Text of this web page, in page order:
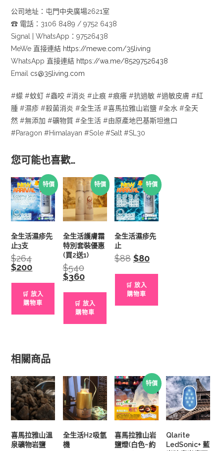
公司地址：屯門中央廣場2621室
☎ 電話：3106 8489 / 9752 6438
Signal | WhatsApp：97526438
MeWe 直接連結 https://mewe.com/35living
WhatsApp 直接連結 https://wa.me/85297526438
Email cs@35living.com
#蠓 #蚊虰 #蟲咬 #消炎 #止痕 #痕癢 #抗過敏 #過敏皮膚 #紅
腫 #濕疹 #殺菌消炎 #全生活 #喜馬拉雅山岩鹽 #全水 #全天
然 #無添加 #礦物質 #全生活 #由原產地巴基斯坦進口
#Paragon #Himalayan #Sole #Salt #SL30
您可能也喜歡…
特價
全生活濕疹先
止3支
$264Original
price
was:
$200Current
price
🛒 放入
購物車
特價
全生活護膚霜
特別套裝優惠
(買2送1)
$540Original
price
was:
$360Current
price
🛒 放入
購物車
特價
全生活濕疹先
止
$88 Original
price
$80Current
price
🛒 放入
購物車
相關商品
喜馬拉雅山溫
泉礦物岩鹽
全生活H2吸氫
機
特價
喜馬拉雅山岩
鹽燈(白色~約
Qlarite
LedSonic+ 藍